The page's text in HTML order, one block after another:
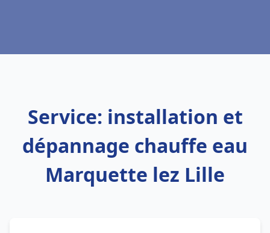
Service: installation et
dépannage chauffe eau
Marquette lez Lille